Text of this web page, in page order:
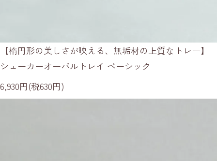
【楕円形の美しさが映える、無垢材の上質なトレー】
シェーカーオーバルトレイ ベーシック
6,930円(税630円)